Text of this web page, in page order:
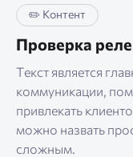
✏️ Контент
Проверка
Текст является
коммуникации,
привлекать
можно назвать
сложным.